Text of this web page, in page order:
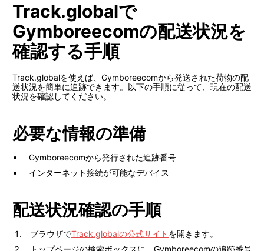
Track.globalで
Gymboreecomの配送状況を
確認する手順
Track.globalを使えば、Gymboreecomから発送された荷物の配
送状況を簡単に追跡できます。以下の手順に従って、現在の配送
状況を確認してください。
必要な情報の準備
Gymboreecomから発行された追跡番号
インターネット接続が可能なデバイス
配送状況確認の手順
ブラウザでTrack.globalの公式サイト を開きます。
トップページの検索ボックスに、Gymboreecomの追跡番号